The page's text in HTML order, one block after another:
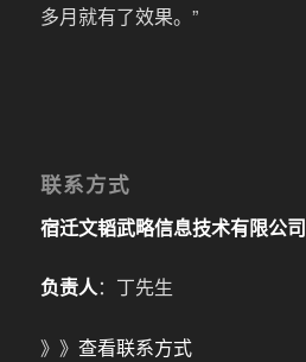
多月就有了效果。”
联系方式
宿迁文韬武略信息技术有限公司
负责人：丁先生
》》 查看联系方式